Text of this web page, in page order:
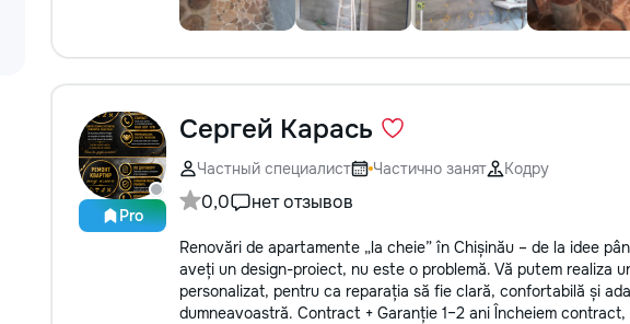
Pro
Сергей Карась
Частный специалист Частично занят Кодру
0,0 нет отзывов
Renovări de apartamente „la cheie” în Chișinău – de la idee
aveți un design-proiect, nu este o problemă. Vă putem realiza
personalizat, pentru ca reparația să fie clară, confortabilă și
dumneavoastră. Contract + Garanție 1–2 ani Încheiem